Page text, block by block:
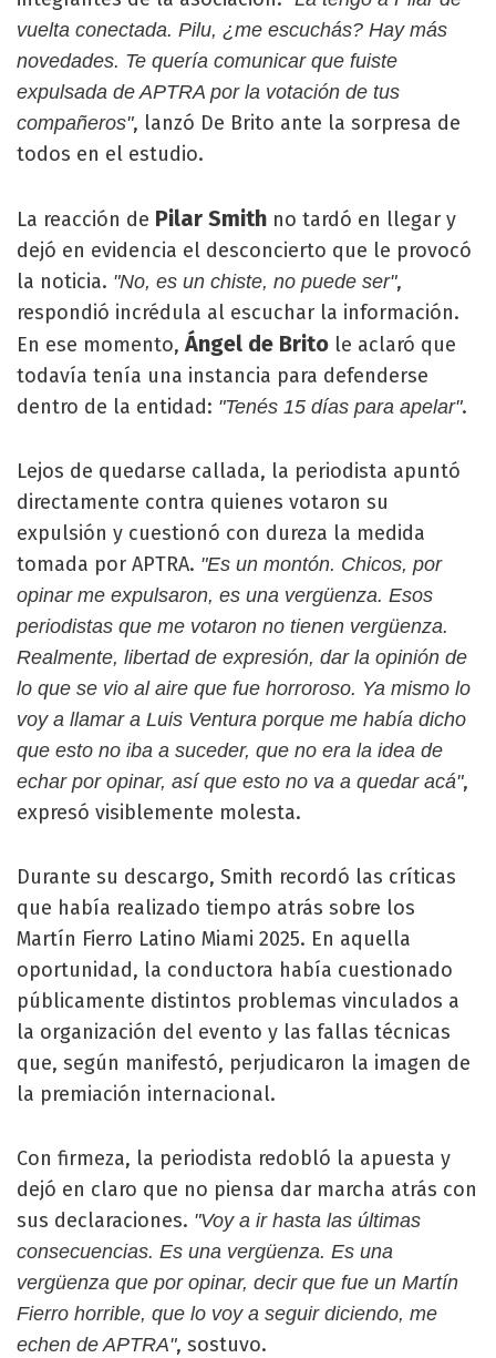
vuelta conectada. Pilu, ¿me escuchás? Hay más
novedades. Te quería comunicar que fuiste
expulsada de APTRA por la votación de tus
compañeros", lanzó De Brito ante la sorpresa de
todos en el estudio.
La reacción de Pilar Smith no tardó en llegar y
dejó en evidencia el desconcierto que le provocó
la noticia. "No, es un chiste, no puede ser",
respondió incrédula al escuchar la información.
En ese momento,Ángel de Brito le aclaró que
todavía tenía una instancia para defenderse
dentro de la entidad: "Tenés 15 días para apelar".
Lejos de quedarse callada, la periodista apuntó
directamente contra quienes votaron su
expulsión y cuestionó con dureza la medida
tomada por APTRA. "Es un montón. Chicos, por
opinar me expulsaron, es una vergüenza. Esos
periodistas que me votaron no tienen vergüenza.
Realmente, libertad de expresión, dar la opinión de
lo que se vio al aire que fue horroroso. Ya mismo lo
voy a llamar a Luis Ventura porque me había dicho
que esto no iba a suceder, que no era la idea de
echar por opinar, así que esto no va a quedar acá",
expresó visiblemente molesta.
Durante su descargo, Smith recordó las críticas
que había realizado tiempo atrás sobre los
Martín Fierro Latino Miami 2025. En aquella
oportunidad, la conductora había cuestionado
públicamente distintos problemas vinculados a
la organización del evento y las fallas técnicas
que, según manifestó, perjudicaron la imagen de
la premiación internacional.
Con firmeza, la periodista redobló la apuesta y
dejó en claro que no piensa dar marcha atrás con
sus declaraciones. "Voy a ir hasta las últimas
consecuencias. Es una vergüenza. Es una
vergüenza que por opinar, decir que fue un Martín
Fierro horrible, que lo voy a seguir diciendo, me
echen de APTRA", sostuvo.